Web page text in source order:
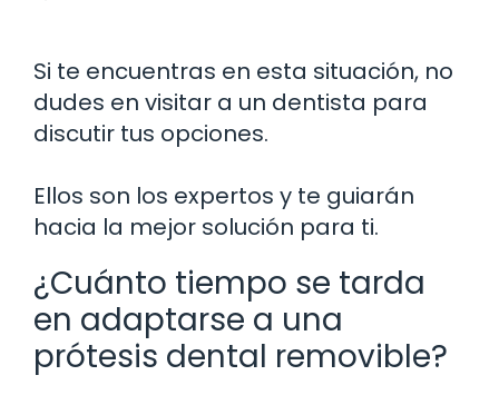
Si te encuentras en esta situación, no
dudes en visitar a un dentista para
discutir tus opciones.
Ellos son los expertos y te guiarán
hacia la mejor solución para ti.
¿Cuánto tiempo se tarda
en adaptarse a una
prótesis dental removible?